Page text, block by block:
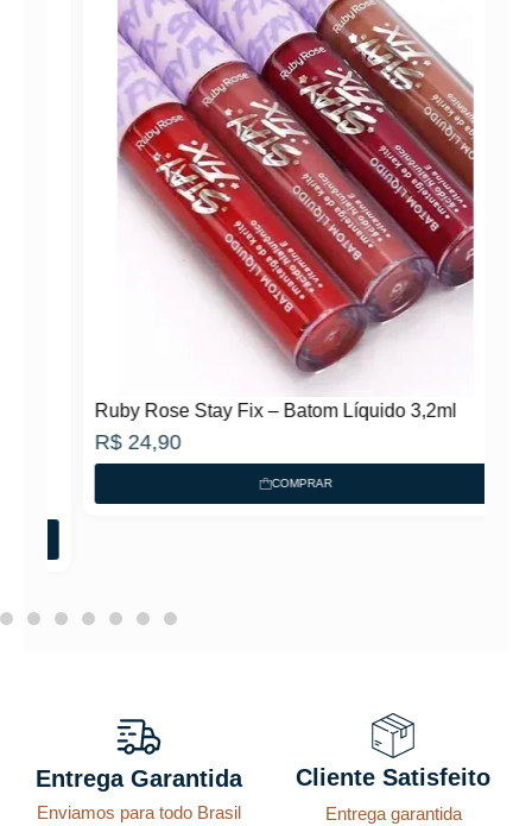
Ruby Rose Stay Fix – Batom Líquido 3,2ml
24,90
COMPRAR
Entrega Garantida
Enviamos para todo Brasil
Cliente Satisfeito
Entrega garantida